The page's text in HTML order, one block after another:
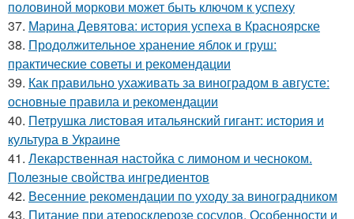
половиной моркови может быть ключом к успеху
37. Марина Девятова: история успеха в Красноярске
38. Продолжительное хранение яблок и груш:
практические советы и рекомендации
39. Как правильно ухаживать за виноградом в августе:
основные правила и рекомендации
40. Петрушка листовая итальянский гигант: история и
культура в Украине
41. Лекарственная настойка с лимоном и чесноком.
Полезные свойства ингредиентов
42. Весенние рекомендации по уходу за виноградником
43. Питание при атеросклерозе сосудов. Особенности и